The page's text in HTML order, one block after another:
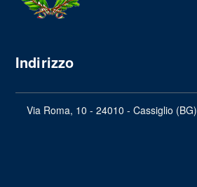
Indirizzo
Via Roma, 10 - 24010 - Cassiglio (BG)